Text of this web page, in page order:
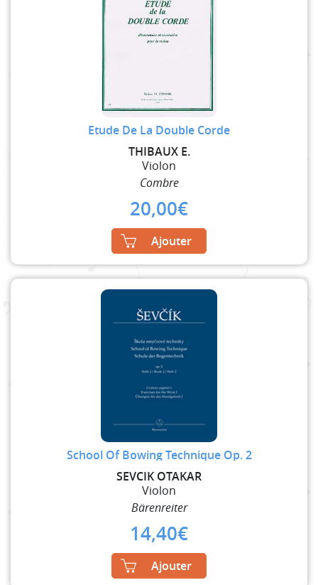
Etude De La Double Corde
THIBAUX E.
Violon
Combre
20,00€
Ajouter
School Of Bowing Technique Op. 2
SEVCIK OTAKAR
Violon
Bärenreiter
14,40€
Ajouter